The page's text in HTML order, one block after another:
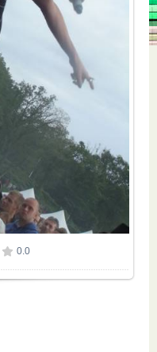
600x800
0.0